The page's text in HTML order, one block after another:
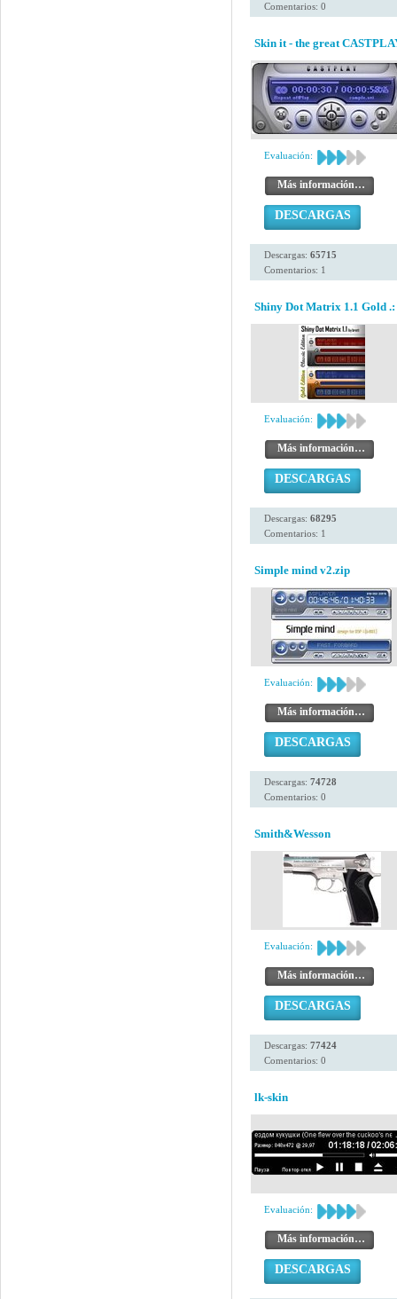
Comentarios: 0
Skin it - the great
Evaluación:
Más información…
DESCARGAS
Descargas: 65715
Comentarios: 1
Shiny Dot Matrix 1.1 Gold
Evaluación:
Más información…
DESCARGAS
Descargas: 68295
Comentarios: 1
Simple mind v2.zip
Evaluación:
Más información…
DESCARGAS
Descargas: 74728
Comentarios: 0
Smith&Wesson
Evaluación:
Más información…
DESCARGAS
Descargas: 77424
Comentarios: 0
lk-skin
Evaluación:
Más información…
DESCARGAS